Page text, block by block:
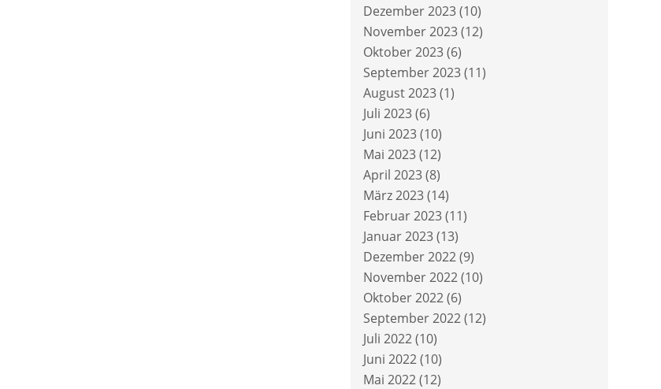
Dezember 2023(10)
November 2023(12)
Oktober 2023(6)
September 2023(11)
August 2023(1)
Juli 2023(6)
Juni 2023(10)
Mai 2023(12)
April 2023(8)
März 2023(14)
Februar 2023(11)
Januar 2023(13)
Dezember 2022(9)
November 2022(10)
Oktober 2022(6)
September 2022(12)
Juli 2022(10)
Juni 2022(10)
Mai 2022(12)